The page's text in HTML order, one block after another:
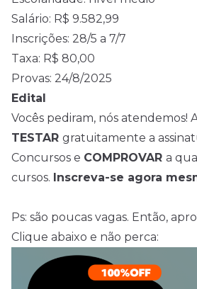
Salário: R$ 9.582,99
Inscrições: 28/5 a 7/7
Taxa: R$ 80,00
Provas: 24/8/2025
Edital
Vocês pediram, nós atendemos!
TESTAR gratuitamente a
Concursos e COMPROVAR a
cursos. Inscreva-se agora
Ps: são poucas vagas. Então,
Clique abaixo e não perca: